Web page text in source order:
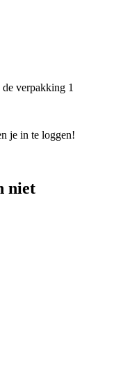
verpakking 1
je in te loggen!
niet